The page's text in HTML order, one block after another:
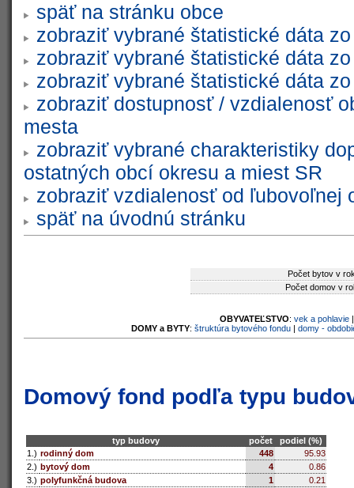
späť na stránku obce
zobraziť vybrané štatistické dáta
zobraziť vybrané štatistické dáta
zobraziť vybrané štatistické dáta
zobraziť dostupnosť / vzdialenosť
mesta
zobraziť vybrané charakteristiky
ostatných obcí okresu a miest SR
zobraziť vzdialenosť od ľubovoľnej
späť na úvodnú stránku
Počet bytov v
Počet domov v
OBYVATEĽSTVO: vek a pohlavie
DOMY a BYTY: štruktúra bytového fondu| domy -
Domový fond podľa typu
typ budovy počet
podiel (%)
1.) rodinný dom 448
95.93
2.) bytový dom 4
0.86
3.) polyfunkčná budova 1
0.21